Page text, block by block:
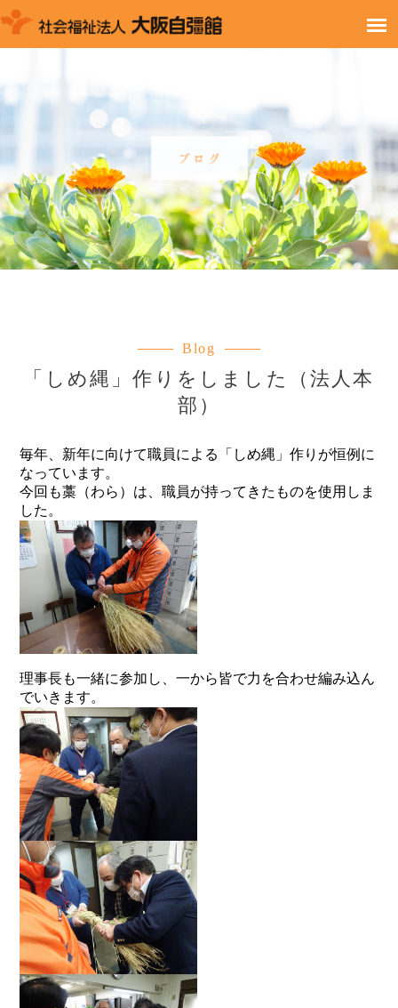
Blog
「しめ縄」作りをしました（法人本
部）
毎年、新年に向けて職員による「しめ縄」作りが恒例に
なっています。
今回も藁（わら）は、職員が持ってきたものを使用しま
した。
理事長も一緒に参加し、一から皆で力を合わせ編み込ん
でいきます。